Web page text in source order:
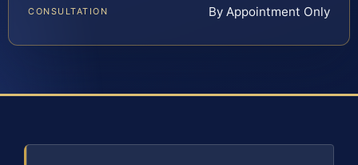
CONSULTATION By Appointment Only